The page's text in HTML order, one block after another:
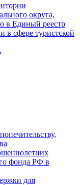
округа,
в Единый реестр
в сфере туристской
фонда РФ в
для